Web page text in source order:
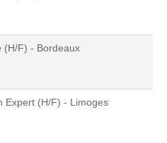
(H/F) - Bordeaux
Expert (H/F) - Limoges